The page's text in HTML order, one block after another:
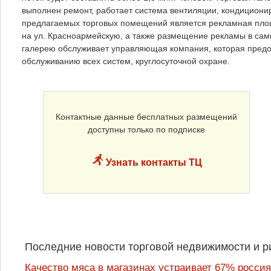
выполнен ремонт, работает система вентиляции,
предлагаемых торговых помещений является рекламная
на ул. Красноармейскую, а также размещение рекламы в
галерею обслуживает управляющая компания, которая
обслуживанию всех систем, круглосуточной охране.
Контактные данные бесплатных размещений
доступны только по подписке
Узнать контакты ТЦ
Последние новости торговой недвижимости и
Качество мяса в магазинах устраивает 67%